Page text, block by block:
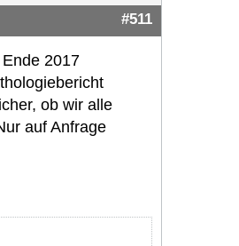
#511
2017
ob wir alle
auf Anfrage